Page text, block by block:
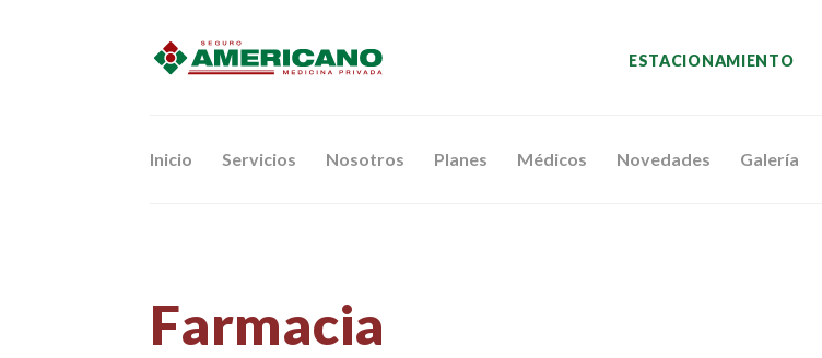
ESTACIONAMIENTO
Inicio Servicios Nosotros Planes Médicos Novedades Galería
Farmacia